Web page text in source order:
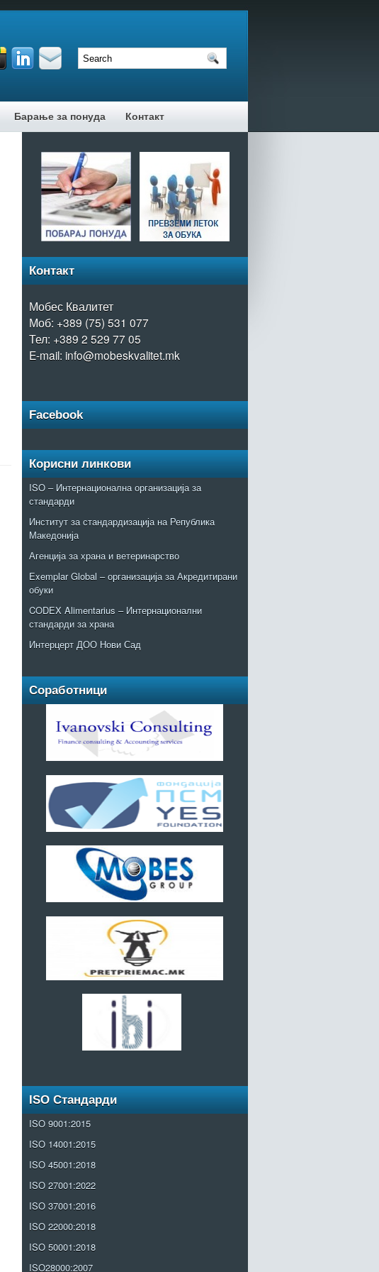
Барање за понуда Контакт
Контакт
Мобес Квалитет
Моб: +389 (75) 531 077
Тел: +389 2 529 77 05
E-mail: info@mobeskvalitet.mk
Facebook
Корисни линкови
ISO – Интернационална организација за
стандарди
Институт за стандардизација на Република
Македонија
Агенција за храна и ветеринарство
Exemplar Global – организација за Акредитирани
обуки
CODEX Alimentarius – Интернационални
стандарди за храна
Интерцерт ДОО Нови Сад
Соработници
ISO Стандарди
ISO 9001:2015
ISO 14001:2015
ISO 45001:2018
ISO 27001:2022
ISO 37001:2016
ISO 22000:2018
ISO 50001:2018
ISO28000:2007